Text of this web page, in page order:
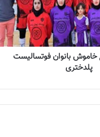
بانوان فوتسالیست
پلدختری